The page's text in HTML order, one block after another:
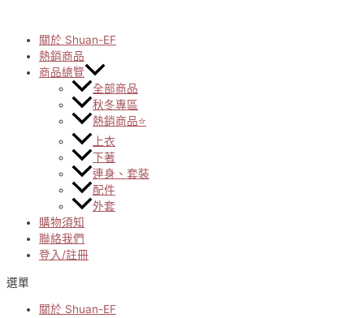
content關於 Shuan-EF
熱銷商品
商品總覽
全部商品
秋冬專區
熱銷商品⭐
上衣
下著
連身、套裝
配件
外套
購物須知
聯絡我們
登入/註冊
選單
關於 Shuan-EF